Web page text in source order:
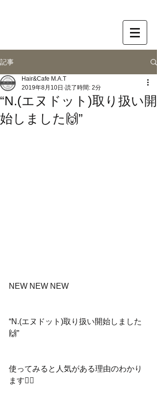
記事
“N.(エヌドット)取り扱い開
始しました🙌”
Hair&Cafe M.A.T
2019年8月10日 読了時間: 2分
NEW NEW NEW
“N.(エヌドット)取り扱い開始しました
🙌”
使ってみると人気がある理由のわかり
ます🙆‍♀️